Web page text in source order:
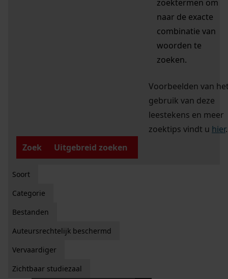
zoektermen om
naar de exacte
combinatie van
woorden te
zoeken.
Voorbeelden van
gebruik van deze
leestekens en meer
zoektips vindt u hier.
Zoek
Uitgebreid zoeken
Soort
Categorie
Bestanden
Auteursrechtelijk beschermd
Vervaardiger
Zichtbaar studiezaal